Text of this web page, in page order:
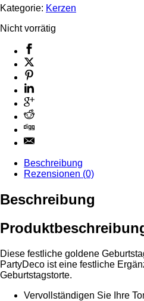
Kategorie: Kerzen
Nicht vorrätig
Beschreibung
Rezensionen (0)
Beschreibung
Diese festliche goldene
PartyDeco ist eine festliche
Geburtstagstorte.
Vervollständigen Sie Ihre